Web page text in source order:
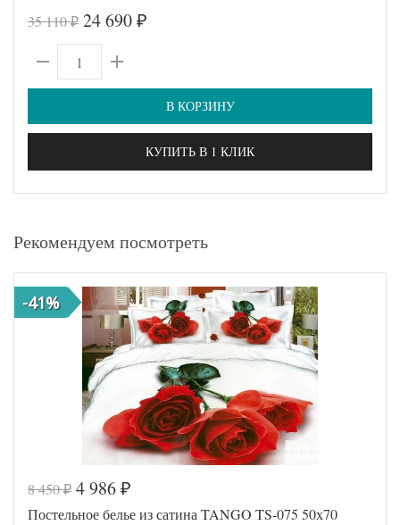
35 110₽ 24 690 ₽
В КОРЗИНУ
КУПИТЬ В 1 КЛИК
Рекомендуем посмотреть
-41%
8 450₽ 4 986 ₽
Постельное белье из сатина TANGO TS-075 50х70